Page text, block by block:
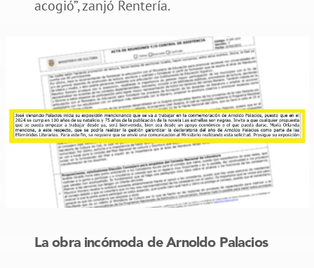
acogió”, zanjó Rentería.
La obra incómoda de Arnoldo Palacios